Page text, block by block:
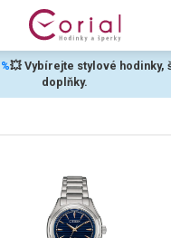
💥 Vybírejte stylové hodinky,
doplňky.